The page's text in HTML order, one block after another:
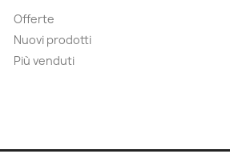
Offerte
Nuovi prodotti
Più venduti